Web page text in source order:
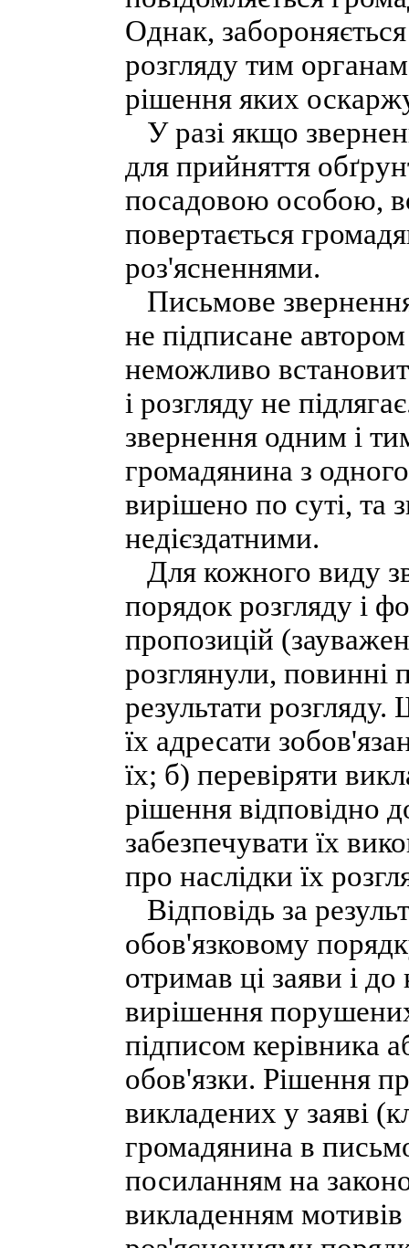
Однак,
розгляду тим
рішення яких
У разі якщо
для прийняття
посадовою особою,
повертається
роз'ясненнями.
Письмове
не підписане
неможливо
і розгляду не
звернення одним і
громадянина з
вирішено по суті, та
недієздатними.
Для кожного виду
порядок розгляду і
пропозицій
розглянули, повинні
результати
їх адресати
їх; б) перевіряти
рішення відповідно
забезпечувати їх
про наслідки їх
Відповідь за
обов'язковому
отримав ці заяви і до
вирішення
підписом керівника
обов'язки. Рішення
викладених у заяві
громадянина в
посиланням на
викладенням